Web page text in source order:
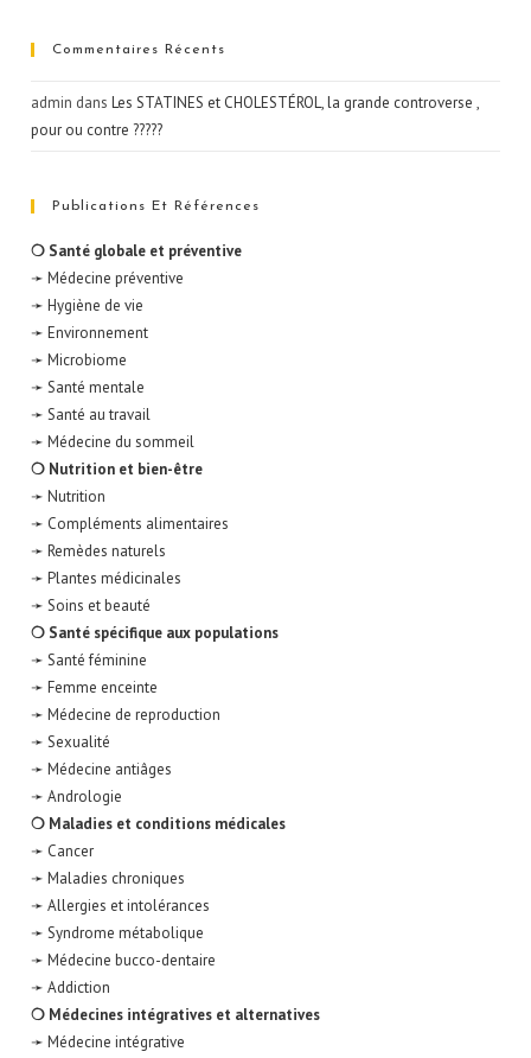
Commentaires Récents
admin dansLes STATINES et CHOLESTÉROL, la grande controverse ,
pour ou contre ?????
Publications Et Références
❍ Santé globale et préventive
➛ Médecine préventive
➛ Hygiène de vie
➛ Environnement
➛ Microbiome
➛ Santé mentale
➛ Santé au travail
➛ Médecine du sommeil
❍ Nutrition et bien-être
➛ Nutrition
➛ Compléments alimentaires
➛ Remèdes naturels
➛ Plantes médicinales
➛ Soins et beauté
❍ Santé spécifique aux populations
➛ Santé féminine
➛ Femme enceinte
➛ Médecine de reproduction
➛ Sexualité
➛ Médecine antiâges
➛ Andrologie
❍ Maladies et conditions médicales
➛ Cancer
➛ Maladies chroniques
➛ Allergies et intolérances
➛ Syndrome métabolique
➛ Médecine bucco-dentaire
➛ Addiction
❍ Médecines intégratives et alternatives
➛ Médecine intégrative